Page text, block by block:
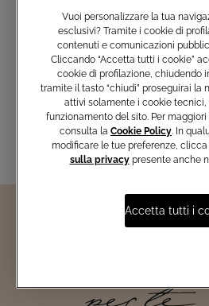
ultime collezioni, i
le novità del mondo
Inserisci email
Vuoi personalizzare la tua
esclusivi? Tramite i cookie di
contenuti e comunicazioni
Cliccando “Accetta tutti i cookie”
cookie di profilazione, chiudendo
tramite il tasto “chiudi” proseguirai la
attivi solamente i cookie tecnici,
funzionamento del sito. Per
consulta la Cookie Policy . In
modificare le tue preferenze, clicca
sulla privacypresente anche
Accetta tutti i